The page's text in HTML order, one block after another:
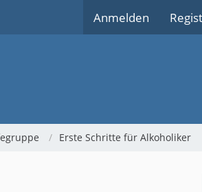
Anmelden
Erste Schritte für Alkoholiker